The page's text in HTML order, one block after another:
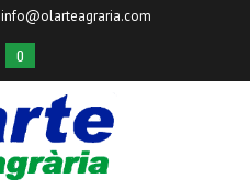
info@olarteagraria.com
0